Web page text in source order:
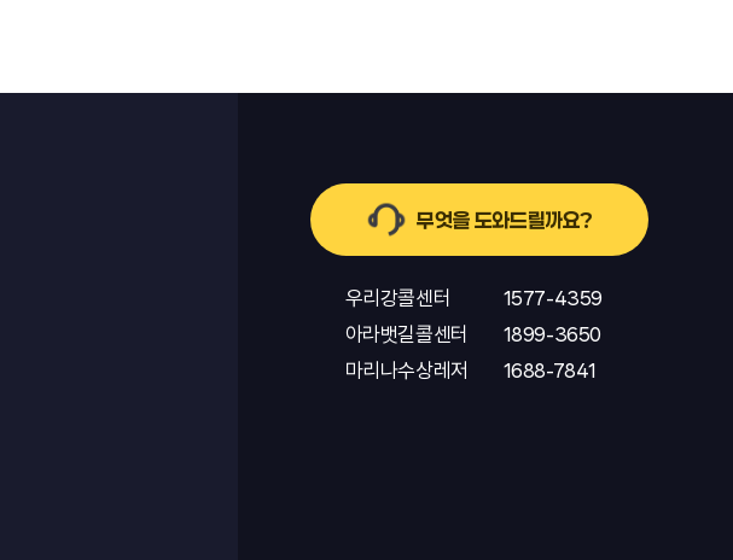
무엇을 도와드릴까요?
우리강콜센터
1577-4359
아라뱃길콜센터
1899-3650
마리나수상레저
1688-7841